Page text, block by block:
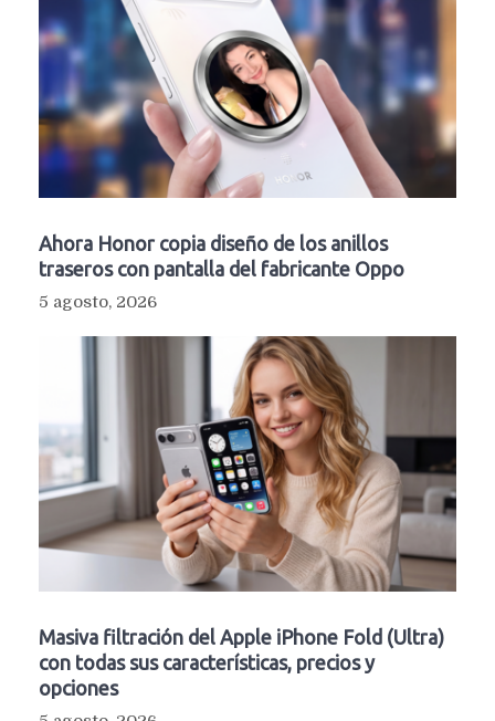
Ahora Honor copia diseño de los anillos
traseros con pantalla del fabricante Oppo
5 agosto, 2026
Masiva filtración del Apple iPhone Fold (Ultra)
con todas sus características, precios y
opciones